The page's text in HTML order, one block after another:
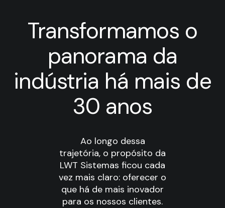
Transformamos o
panorama da
indústria há mais de
30 anos
Ao longo dessa
trajetória, o propósito da
LWT Sistemas ficou cada
vez mais claro: oferecer o
que há de mais inovador
para os nossos clientes.